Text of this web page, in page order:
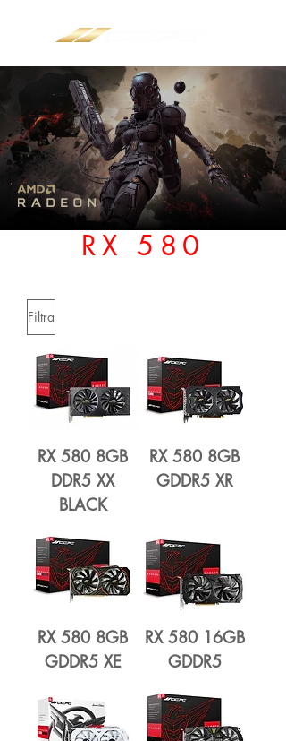
RX 580
Filtra
RX 580 8GB
DDR5 XX
BLACK
RX 580 8GB
GDDR5 XR
RX 580 8GB
GDDR5 XE
RX 580 16GB
GDDR5